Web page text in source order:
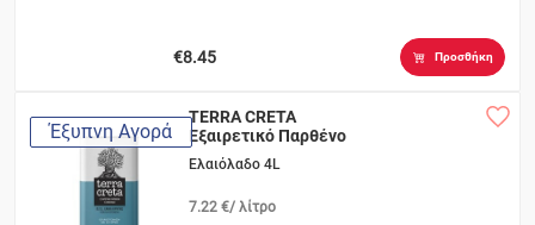
€8.45 Προσθήκη
Έξυπνη Αγορά
TERRA CRETA
Εξαιρετικό Παρθένο
ΠΓΕ Χανίων
Ελαιόλαδο 4L
7.22 €/ λίτρο